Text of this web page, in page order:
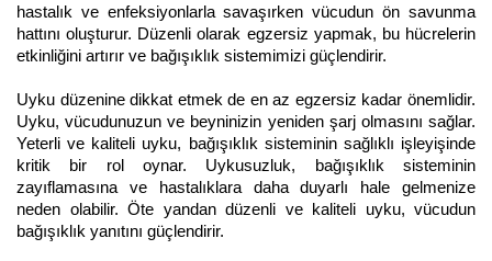
hastalık ve enfeksiyonlarla savaşırken vücudun ön savunma
hattını oluşturur. Düzenli olarak egzersiz yapmak, bu hücrelerin
etkinliğini artırır ve bağışıklık sistemimizi güçlendirir.
Uyku düzenine dikkat etmek de en az egzersiz kadar önemlidir.
Uyku, vücudunuzun ve beyninizin yeniden şarj olmasını sağlar.
Yeterli ve kaliteli uyku, bağışıklık sisteminin sağlıklı işleyişinde
kritik bir rol oynar. Uykusuzluk, bağışıklık sisteminin
zayıflamasına ve hastalıklara daha duyarlı hale gelmenize
neden olabilir. Öte yandan düzenli ve kaliteli uyku, vücudun
bağışıklık yanıtını güçlendirir.